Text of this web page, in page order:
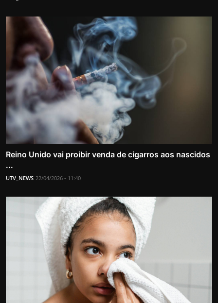
Reino Unido vai proibir venda de cigarros aos nascidos
...
UTV_NEWS 22/04/2026 - 11:40